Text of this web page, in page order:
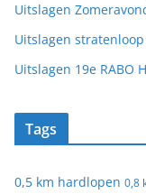
Uitslagen
Uitslagen
Uitslagen 19e RABO
Tags
0,5 km hardlopen 0,8